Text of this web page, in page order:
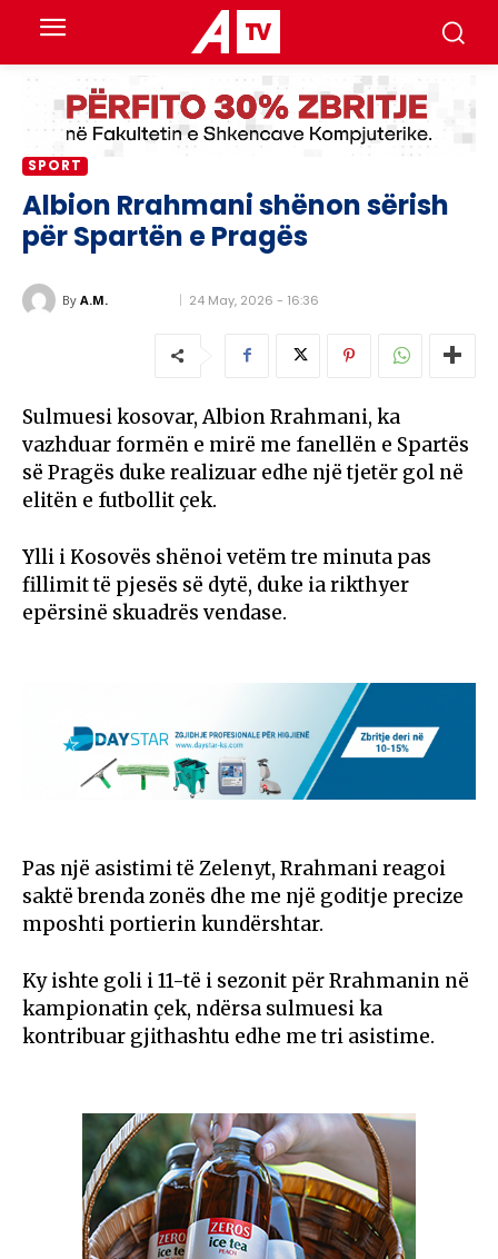
SPORT
Albion Rrahmani shënon sërish
për Spartën e Pragës
By A.M. 24 May, 2026 - 16:36
Sulmuesi kosovar, Albion Rrahmani, ka
vazhduar formën e mirë me fanellën e Spartës
së Pragës duke realizuar edhe një tjetër gol në
elitën e futbollit çek.
Ylli i Kosovës shënoi vetëm tre minuta pas
fillimit të pjesës së dytë, duke ia rikthyer
epërsinë skuadrës vendase.
Pas një asistimi të Zelenyt, Rrahmani reagoi
saktë brenda zonës dhe me një goditje precize
mposhti portierin kundërshtar.
Ky ishte goli i 11-të i sezonit për Rrahmanin në
kampionatin çek, ndërsa sulmuesi ka
kontribuar gjithashtu edhe me tri asistime.